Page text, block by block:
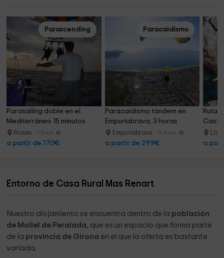
Parascending
Parasailing doble en el
Mediterráneo 15 minutos
Roses 17.3 km
a partir de 170€
Paracaidismo
Paracaidismo tándem en
Empuriabrava, 3 horas
Empuriabrava 14.6 km
a partir de 299€
Ruta
a
Entorno de Casa Rural Mas Renart
Nuestro alojamiento se encuentra dentro de la población
de Mollet de Peralada, que es un espacio que forma parte
de la provincia de Girona en el que la oferta es bastante
variada.